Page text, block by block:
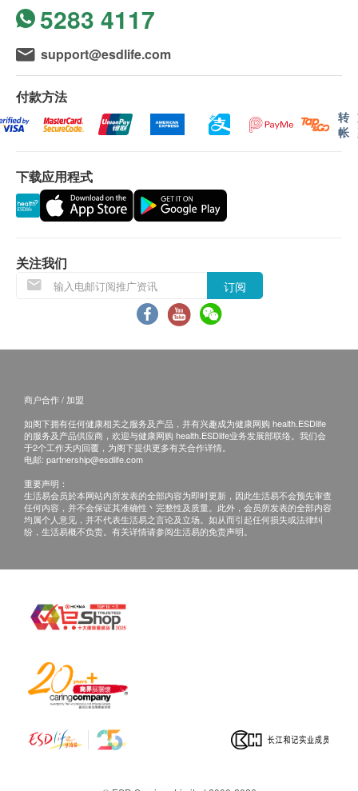
乙型肝炎表面抗体
梅毒
梅毒血清试验
由注册中医师或注册营养师提供详细的体质及饮食营养
咨询服务，包括体重评估、饮食评估，针对检查结果而
设计个人化的饮食建议，使健康问题可以得到显著的改
地中海贫血症检查
精子动态/活动能力
红血球
形态(最初)
报告
医生讲解报告
5283 4117
support@esdlife.com
付款方法
转
帐
下载应用程式
关注我们
订阅
商户合作 / 加盟
如阁下拥有任何健康相关之服务及产品，并有兴趣成为健康网购 health.ESDlife
的服务及产品供应商，欢迎与健康网购 health.ESDlife业务发展部联络。我们会
于2个工作天内回覆，为阁下提供更多有关合作详情。
电邮: partnership@esdlife.com
重要声明：
生活易会员於本网站内所发表的全部内容为即时更新，因此生活易不会预先审查
任何内容，并不会保证其准确性丶完整性及质量。此外，会员所发表的全部内容
均属个人意见，并不代表生活易之言论及立场。如从而引起任何损失或法律纠
纷，生活易概不负责。有关详情请参阅生活易的免责声明。